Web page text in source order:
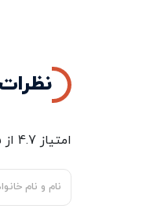
نظرات
امتیاز 4.7 از